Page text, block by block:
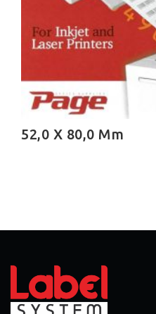
52,0 X 80,0 Mm